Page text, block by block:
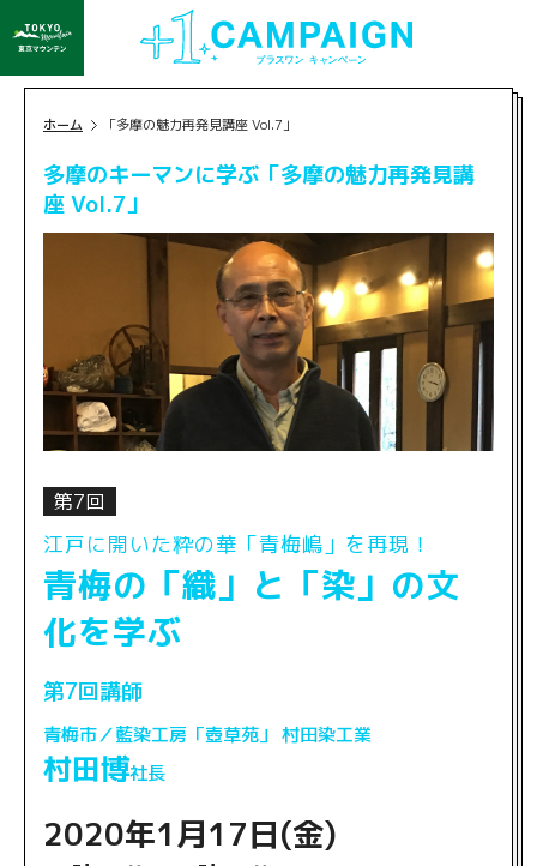
ホーム 「多摩の魅力再発見講座 Vol.7」
多摩のキーマンに学ぶ「多摩の魅力再発見講
座 Vol.7」
第7回
江戸に開いた粋の華「青梅嶋」を再現！
青梅の「織」と「染」の文
化を学ぶ
第7回講師
青梅市／藍染工房「壺草苑」 村田染工業
村田博社長
2020年1月17日(金)